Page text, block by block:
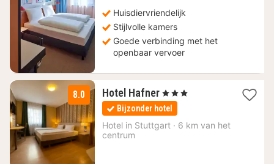
Huisdiervriendelijk
Stijlvolle kamers
Goede verbinding met het
openbaar vervoer
8.0 Hotel Hafner 1
nacht
vanaf
60
, 3 Sterren
Bijzonder hotel
Hotel in Stuttgart · 6 km van het
centrum